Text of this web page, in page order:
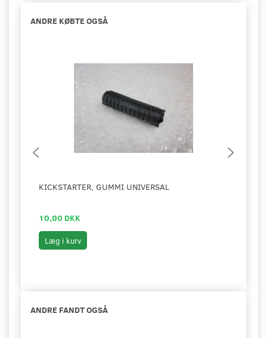
ANDRE KØBTE OGSÅ
KICKSTARTER, GUMMI UNIVERSAL
10,00 DKK
Læg i kurv
ANDRE FANDT OGSÅ